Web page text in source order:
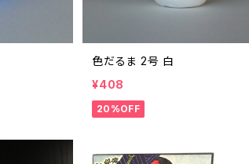
色だるま 2号 白
¥408
20%OFF